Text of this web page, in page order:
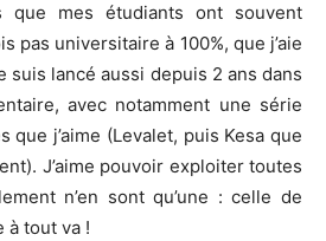
que mes étudiants ont souvent
pas universitaire à 100%, que j’aie
suis lancé aussi depuis 2 ans dans
avec notamment une série
j’aime (Levalet, puis Kesa que
J’aime pouvoir exploiter toutes
n’en sont qu’une : celle de
à tout va !